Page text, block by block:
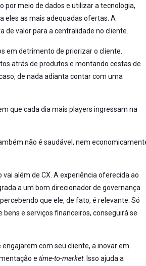
por meio de dados e utilizar a tecnologia,
eles as mais adequadas ofertas. A
valor para a centralidade no cliente.
em detrimento de priorizar o cliente.
atrás de produtos e montando cestas de
de nada adianta contar com uma
que cada dia mais players ingressam na
não é saudável, nem
além de CX. A experiência oferecida ao
a um bom direcionador de governança
que ele, de fato, é relevante. Só
e serviços financeiros, conseguirá se
com seu cliente, a inovar em
etime-to-market. Isso ajuda a